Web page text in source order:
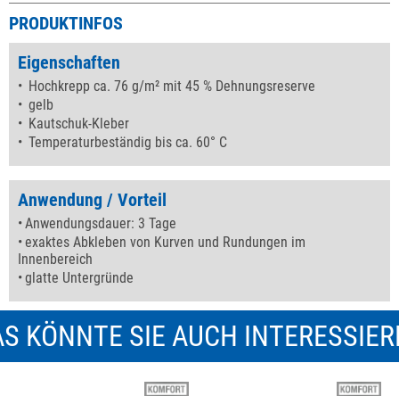
PRODUKTINFOS
Eigenschaften
Hochkrepp ca. 76 g/m² mit 45 % Dehnungsreserve
gelb
Kautschuk-Kleber
Temperaturbeständig bis ca. 60° C
Anwendung / Vorteil
Anwendungsdauer: 3 Tage
exaktes Abkleben von Kurven und Rundungen im
Innenbereich
glatte Untergründe
KÖNNTE SIE AUCH